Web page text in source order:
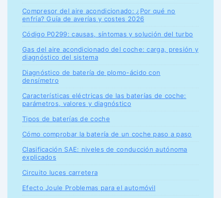
Compresor del aire acondicionado: ¿Por qué no
enfría? Guía de averías y costes 2026
Código P0299: causas, síntomas y solución del turbo
Gas del aire acondicionado del coche: carga, presión y
diagnóstico del sistema
Diagnóstico de batería de plomo-ácido con
densímetro
Características eléctricas de las baterías de coche:
parámetros, valores y diagnóstico
Tipos de baterías de coche
Cómo comprobar la batería de un coche paso a paso
Clasificación SAE: niveles de conducción autónoma
explicados
Circuito luces carretera
Efecto Joule Problemas para el automóvil